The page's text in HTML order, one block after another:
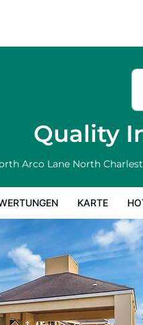
Quality
Arco Lane North
KARTE